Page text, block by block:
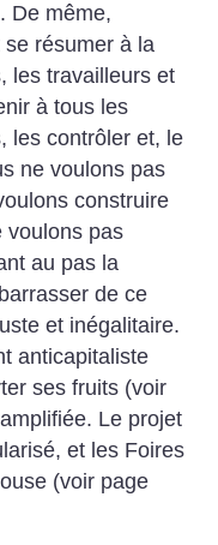
De même,
se résumer à la
les travailleurs et
à tous les
les contrôler et, le
ne voulons pas
construire
voulons pas
au pas la
de ce
et inégalitaire.
anticapitaliste
ses fruits (voir
Le projet
et les Foires
(voir page